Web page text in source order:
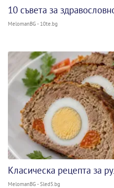
10 съвета за
MelomanBG - 10te.bg
Класическа рецепта за
MelomanBG - Sled5.bg